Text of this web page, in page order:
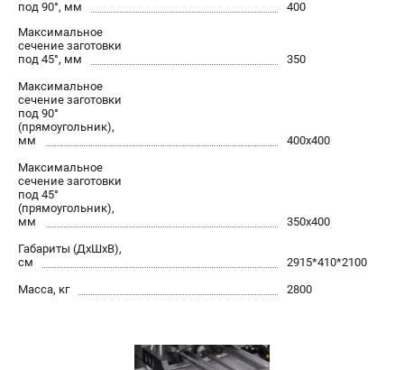
сб - с 10:00 до 16:00
под 90°, мм
400
Максимальное
сечение заготовки
под 45°, мм
350
Максимальное
сечение заготовки
под 90°
(прямоугольник),
мм
400х400
Максимальное
сечение заготовки
под 45°
(прямоугольник),
мм
350х400
Габариты (ДхШхВ),
см
2915*410*2100
Масса, кг
2800